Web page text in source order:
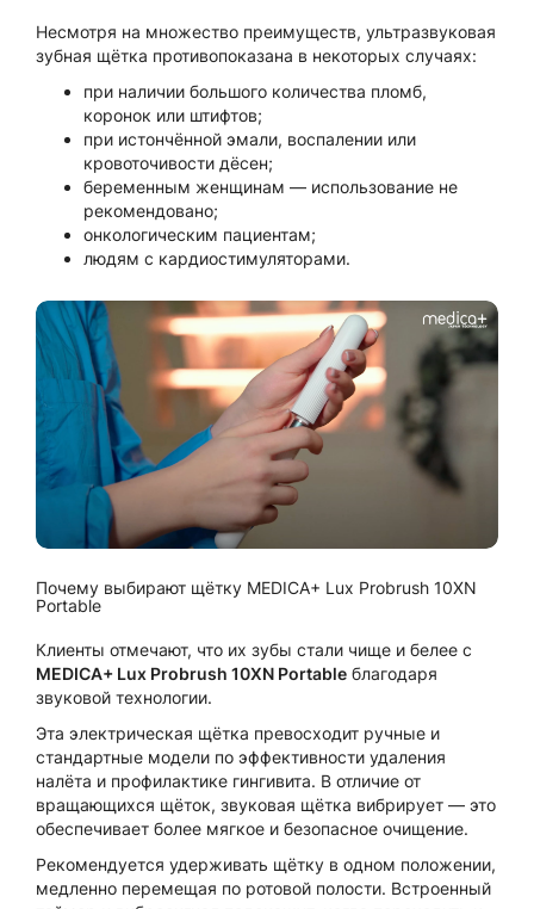
Несмотря на множество преимуществ, ультразвуковая
зубная щётка противопоказана в некоторых случаях:
при наличии большого количества пломб,
коронок или штифтов;
при истончённой эмали, воспалении или
кровоточивости дёсен;
беременным женщинам — использование не
рекомендовано;
онкологическим пациентам;
людям с кардиостимуляторами.
Почему выбирают щётку MEDICA+ Lux Probrush 10XN
Portable
Клиенты отмечают, что их зубы стали чище и белее с
MEDICA+ Lux Probrush 10XN Portable благодаря
звуковой технологии.
Эта электрическая щётка превосходит ручные и
стандартные модели по эффективности удаления
налёта и профилактике гингивита. В отличие от
вращающихся щёток, звуковая щётка вибрирует — это
обеспечивает более мягкое и безопасное очищение.
Рекомендуется удерживать щётку в одном положении,
медленно перемещая по ротовой полости. Встроенный